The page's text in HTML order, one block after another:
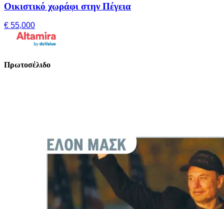
Οικιστικό χωράφι στην Πέγεια
€ 55,000
Πρωτοσέλιδο